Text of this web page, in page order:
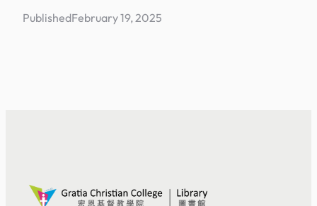
PublishedFebruary 19, 2025